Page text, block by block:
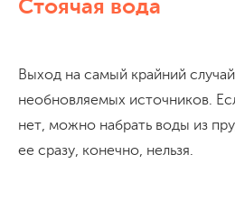
Стоячая вода
Выход на самый крайний
необновляемых источников.
нет, можно набрать воды из
ее сразу, конечно, нельзя.